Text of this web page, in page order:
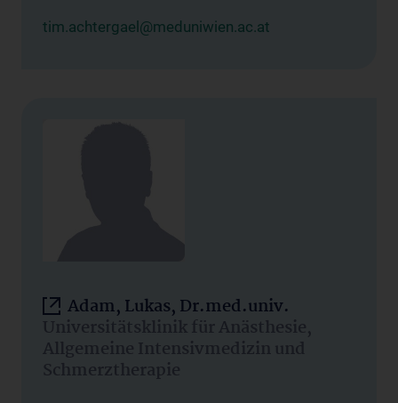
tim.achtergael@meduniwien.ac.at
Adam, Lukas, Dr.med.univ.
Universitätsklinik für Anästhesie,
Allgemeine Intensivmedizin und
Schmerztherapie